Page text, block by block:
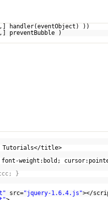
handler(eventObject) ))
preventBubble )
Tutorials</title>
font-weight:bold;
}
src="jquery-1.6.4.js"></